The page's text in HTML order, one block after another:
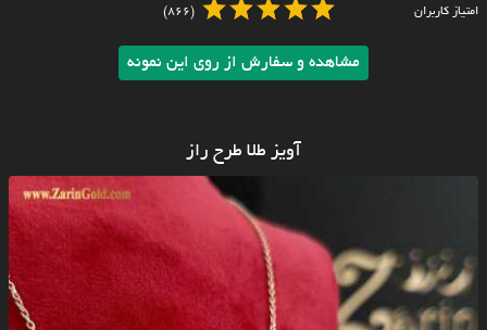
امتیاز کاربران (866)
مشاهده و سفارش از روی این نمونه
آویز طلا طرح راز